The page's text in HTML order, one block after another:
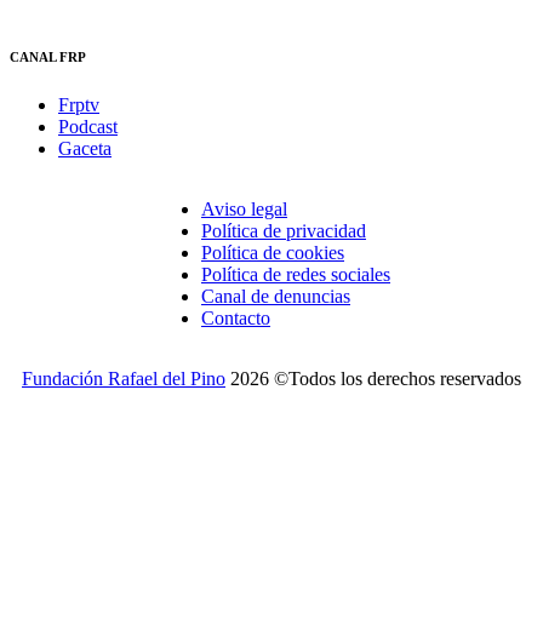
CANAL FRP
Frptv
Podcast
Gaceta
Aviso legal
Política de privacidad
Política de cookies
Política de redes sociales
Canal de denuncias
Contacto
Fundación Rafael del Pino 2026 ©Todos los derechos reservados